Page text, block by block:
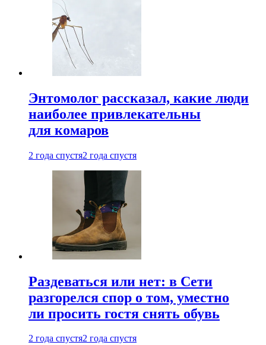
Энтомолог рассказал, какие люди
наиболее привлекательны
для комаров
2 года спустя2 года спустя
Раздеваться или нет: в Сети
разгорелся спор о том, уместно
ли просить гостя снять обувь
2 года спустя2 года спустя